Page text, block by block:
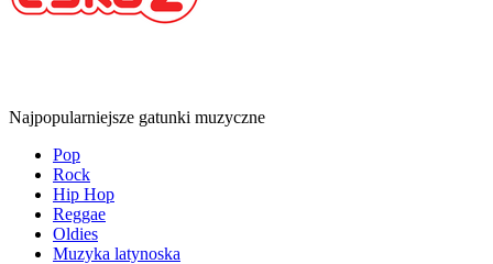
Najpopularniejsze gatunki muzyczne
Pop
Rock
Hip Hop
Reggae
Oldies
Muzyka latynoska